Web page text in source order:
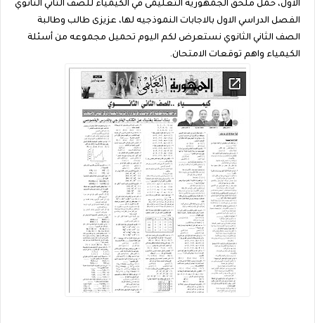
الاول، حمل ملحق الجمهورية التعليمى في الكيمياء للصف الثاني الثانوي
الفصل الدراسي الاول بالاجابات النموذجيه لها، عزيزى طالب وطالبة
الصف الثاني الثانوي نستعرض لكم اليوم تحميل مجموعه من أسئلة
الكيمياء واهم توقعات الامتحان.